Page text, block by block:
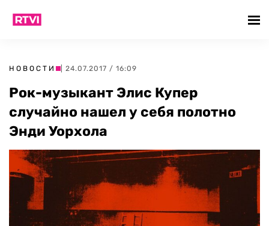
НОВОСТИ | 24.07.2017 / 16:09
Рок-музыкант Элис Купер
случайно нашел у себя полотно
Энди Уорхола